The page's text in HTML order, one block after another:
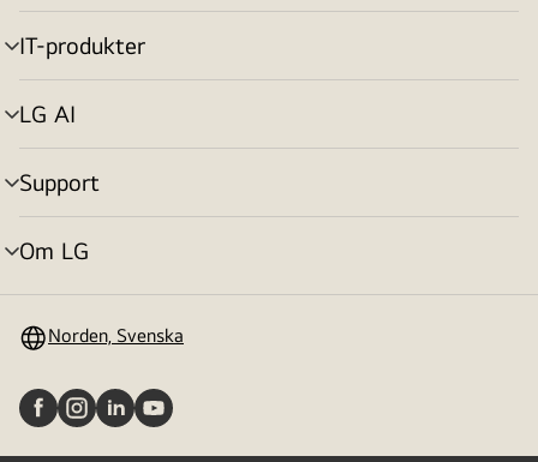
IT-produkter
menyväxling
LG AI
menyväxling
Support
menyväxling
Om LG
menyväxling
Norden, Svenska